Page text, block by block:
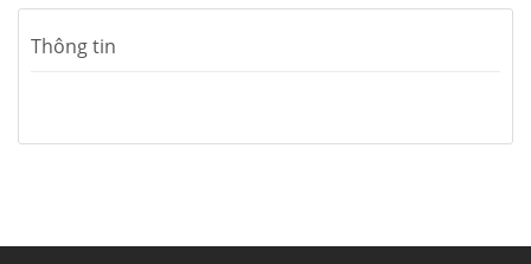
Thông tin